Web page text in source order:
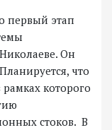
первый этап
Он
что
рамках которого
стоков. В